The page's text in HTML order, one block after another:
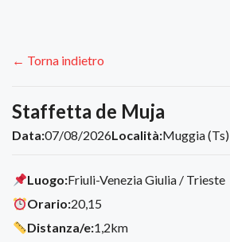
← Torna indietro
Staffetta de Muja
Data:07/08/2026Località:Muggia (Ts)
Luogo:Friuli-Venezia Giulia / Trieste
Orario:20,15
Distanza/e:1,2km